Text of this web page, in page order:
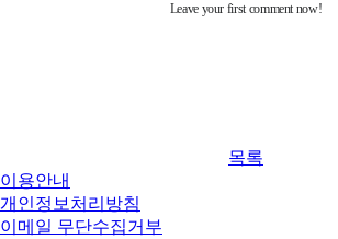
목록
이용안내
개인정보처리방침
이메일 무단수집거부